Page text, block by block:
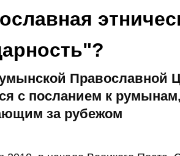
Православной
с посланием к
за рубежом